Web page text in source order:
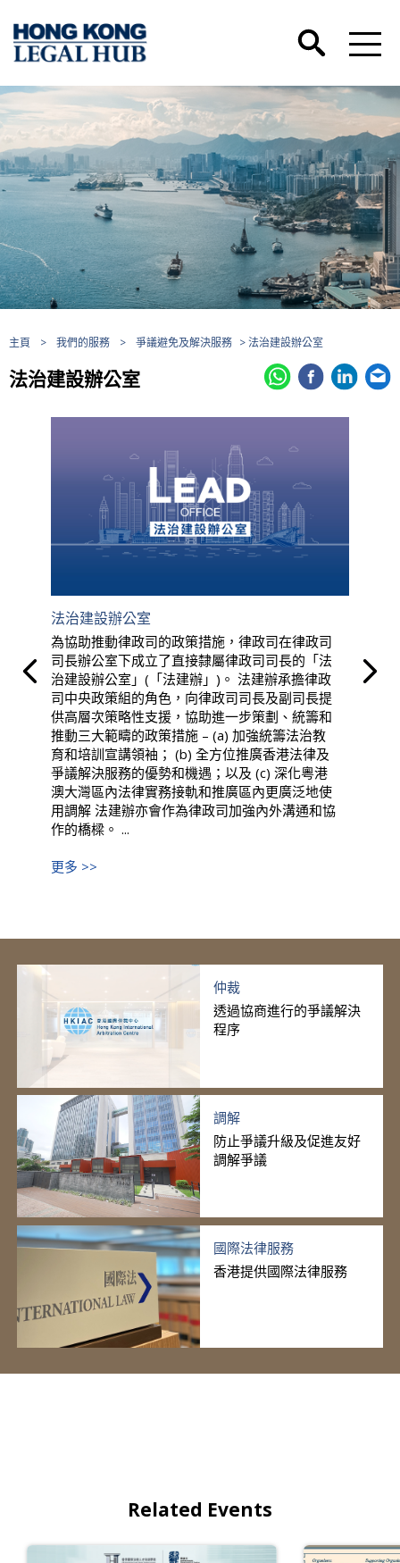
主頁 > 我們的服務 > 爭議避免及解決服務 > 法治建設辦公室
法治建設辦公室
法治建設辦公室
為協助推動律政司的政策措施，律政司在律政司
司長辦公室下成立了直接隸屬律政司司長的「法
治建設辦公室」(「法建辦」)。 法建辦承擔律政
司中央政策組的角色，向律政司司長及副司長提
供高層次策略性支援，協助進一步策劃、統籌和
推動三大範疇的政策措施 – (a) 加強統籌法治教
育和培訓宣講領袖； (b) 全方位推廣香港法律及
爭議解決服務的優勢和機遇；以及 (c) 深化粵港
澳大灣區內法律實務接軌和推廣區內更廣泛地使
用調解 法建辦亦會作為律政司加強內外溝通和協
作的橋樑。 ...
更多 >>
仲裁
透過協商進行的爭議解決
程序
調解
防止爭議升級及促進友好
調解爭議
國際法律服務
香港提供國際法律服務
Related Events